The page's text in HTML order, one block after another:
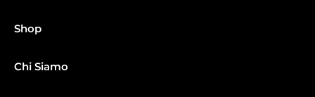
Shop
Chi Siamo